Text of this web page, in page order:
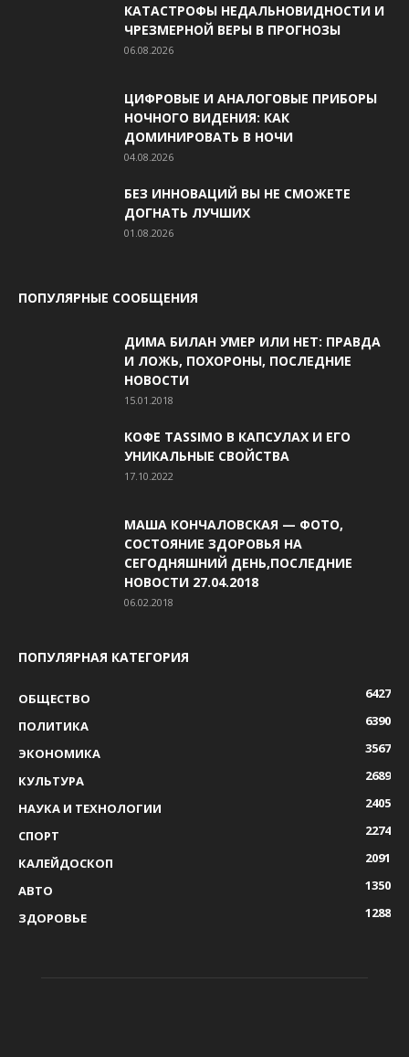
КАТАСТРОФЫ НЕДАЛЬНОВИДНОСТИ И
ЧРЕЗМЕРНОЙ ВЕРЫ В ПРОГНОЗЫ
06.08.2026
ЦИФРОВЫЕ И АНАЛОГОВЫЕ ПРИБОРЫ
НОЧНОГО ВИДЕНИЯ: КАК
ДОМИНИРОВАТЬ В НОЧИ
04.08.2026
БЕЗ ИННОВАЦИЙ ВЫ НЕ СМОЖЕТЕ
ДОГНАТЬ ЛУЧШИХ
01.08.2026
ПОПУЛЯРНЫЕ СООБЩЕНИЯ
ДИМА БИЛАН УМЕР ИЛИ НЕТ: ПРАВДА
И ЛОЖЬ, ПОХОРОНЫ, ПОСЛЕДНИЕ
НОВОСТИ
15.01.2018
КОФЕ TASSIMO В КАПСУЛАХ И ЕГО
УНИКАЛЬНЫЕ СВОЙСТВА
17.10.2022
МАША КОНЧАЛОВСКАЯ — ФОТО,
СОСТОЯНИЕ ЗДОРОВЬЯ НА
СЕГОДНЯШНИЙ ДЕНЬ,ПОСЛЕДНИЕ
НОВОСТИ 27.04.2018
06.02.2018
ПОПУЛЯРНАЯ КАТЕГОРИЯ
ОБЩЕСТВО
6427
ПОЛИТИКА
6390
ЭКОНОМИКА
3567
КУЛЬТУРА
2689
НАУКА И ТЕХНОЛОГИИ
2405
СПОРТ
2274
КАЛЕЙДОСКОП
2091
АВТО
1350
ЗДОРОВЬЕ
1288